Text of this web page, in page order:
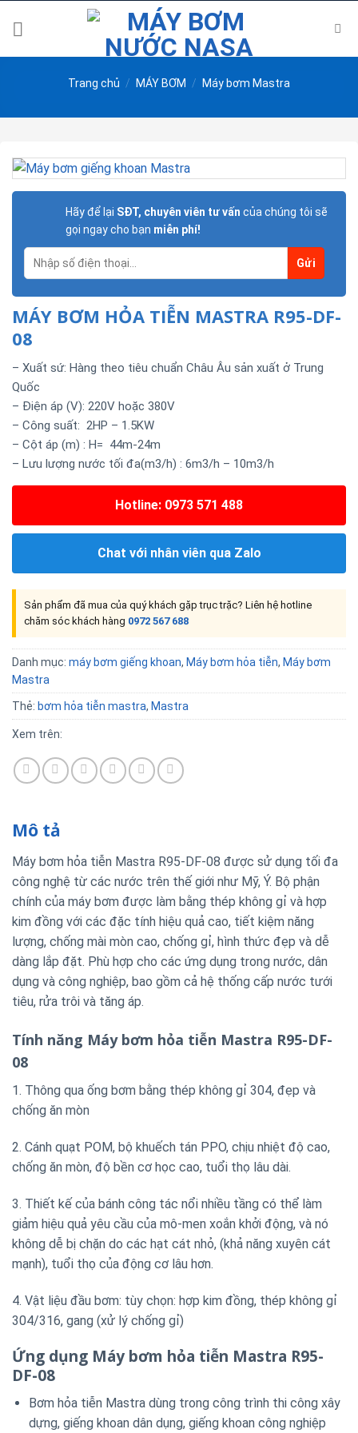
Trang chủ / MÁY BƠM / Máy bơm Mastra
Hãy để lại SĐT, chuyên viên tư vấn của chúng tôi sẽ
gọi ngay cho bạn miễn phí!
MÁY BƠM HỎA TIỄN MASTRA R95-DF-
08
– Xuất sứ: Hàng theo tiêu chuẩn Châu Âu sản xuất ở Trung
Quốc
– Điện áp (V): 220V hoặc 380V
– Công suất: 2HP – 1.5KW
– Cột áp (m) : H= 44m-24m
– Lưu lượng nước tối đa(m3/h) : 6m3/h – 10m3/h
Hotline: 0973 571 488
Chat với nhân viên qua Zalo
Sản phẩm đã mua của quý khách gặp trục trặc? Liên hệ hotline
chăm sóc khách hàng 0972 567 688
Danh mục: máy bơm giếng khoan, Máy bơm hỏa tiễn, Máy bơm
Mastra
Thẻ: bơm hỏa tiễn mastra, Mastra
Xem trên:
Mô tả
Máy bơm hỏa tiễn Mastra R95-DF-08 được sử dụng tối đa
công nghệ từ các nước trên thế giới như Mỹ, Ý. Bộ phận
chính của máy bơm được làm bằng thép không gỉ và hợp
kim đồng với các đặc tính hiệu quả cao, tiết kiệm năng
lượng, chống mài mòn cao, chống gỉ, hình thức đẹp và dễ
dàng lắp đặt. Phù hợp cho các ứng dụng trong nước, dân
dụng và công nghiệp, bao gồm cả hệ thống cấp nước tưới
tiêu, rửa trôi và tăng áp.
Tính năng Máy bơm hỏa tiễn Mastra R95-DF-
08
1. Thông qua ống bơm bằng thép không gỉ 304, đẹp và
chống ăn mòn
2. Cánh quạt POM, bộ khuếch tán PPO, chịu nhiệt độ cao,
chống ăn mòn, độ bền cơ học cao, tuổi thọ lâu dài.
3. Thiết kế của bánh công tác nổi nhiều tầng có thể làm
giảm hiệu quả yêu cầu của mô-men xoắn khởi động, và nó
không dễ bị chặn do các hạt cát nhỏ, (khả năng xuyên cát
mạnh), tuổi thọ của động cơ lâu hơn.
4. Vật liệu đầu bơm: tùy chọn: hợp kim đồng, thép không gỉ
304/316, gang (xử lý chống gỉ)
Ứng dụng Máy bơm hỏa tiễn Mastra R95-
DF-08
Bơm hỏa tiễn Mastra dùng trong công trình thi công xây
dựng, giếng khoan dân dụng, giếng khoan công nghiệp